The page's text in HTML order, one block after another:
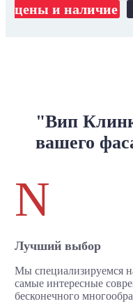
цены и наличие
"Вип
вашего
N
Лучший выбор
Мы специализируемся
самые интересные
бесконечного